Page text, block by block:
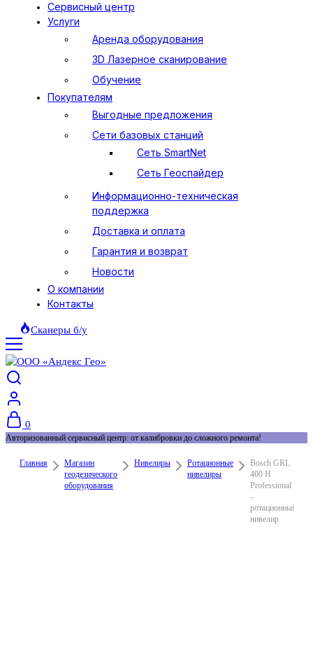
Сервисный центр
Услуги
Аренда оборудования
3D Лазерное сканирование
Обучение
Покупателям
Выгодные предложения
Сети базовых станций
Сеть SmartNet
Сеть Геоспайдер
Информационно-техническая
поддержка
Доставка и оплата
Гарантия и возврат
Новости
О компании
Контакты
Сканеры б/у
0
Авторизованный сервисный центр: от калибровки до сложного ремонта!
Главная
Магазин
геодезического
оборудования
Нивелиры
Ротационные
нивелиры
Bosch GRL
400 H
Professional
–
ротационный
нивелир